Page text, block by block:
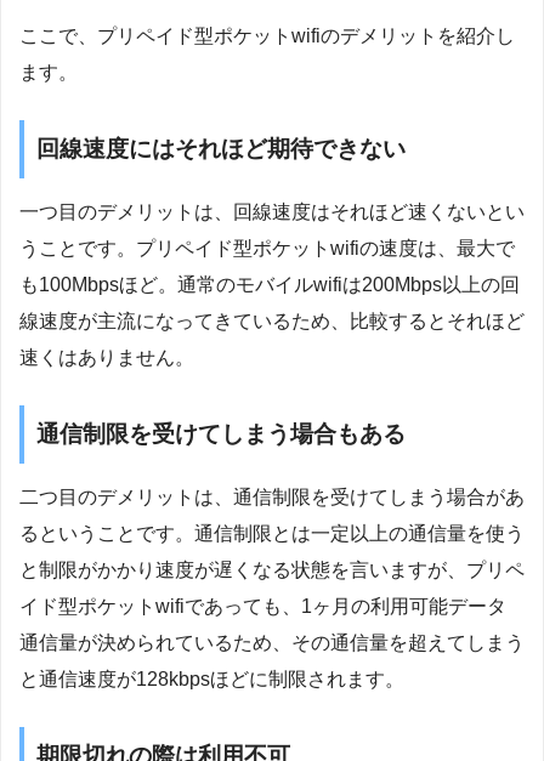
ここで、プリペイド型ポケットwifiのデメリットを紹介し
ます。
回線速度にはそれほど期待できない
一つ目のデメリットは、回線速度はそれほど速くないとい
うことです。プリペイド型ポケットwifiの速度は、最大で
も100Mbpsほど。通常のモバイルwifiは200Mbps以上の回
線速度が主流になってきているため、比較するとそれほど
速くはありません。
通信制限を受けてしまう場合もある
二つ目のデメリットは、通信制限を受けてしまう場合があ
るということです。通信制限とは一定以上の通信量を使う
と制限がかかり速度が遅くなる状態を言いますが、プリペ
イド型ポケットwifiであっても、1ヶ月の利用可能データ
通信量が決められているため、その通信量を超えてしまう
と通信速度が128kbpsほどに制限されます。